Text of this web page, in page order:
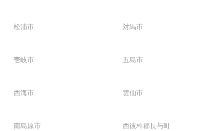
松浦市 対馬市
壱岐市 五島市
西海市 雲仙市
南島原市 西彼杵郡長与町